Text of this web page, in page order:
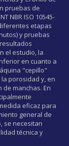
pruebas de
NBR ISO 10545-
etapas
y pruebas
el estudio, la
en cuanto a
"cepillo"
porosidad y, en
manchas. En
eficaz para
general de
se necesitan
técnica y